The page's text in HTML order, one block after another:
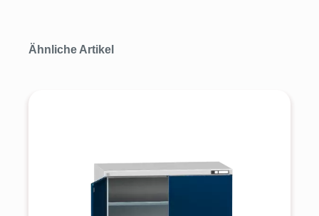
Produktgalerie überspringen
Ähnliche Artikel